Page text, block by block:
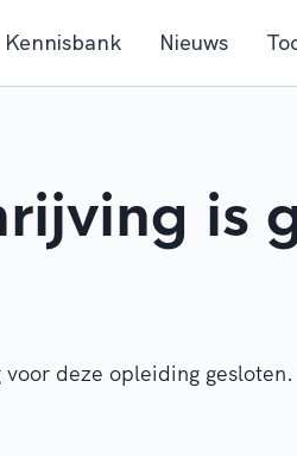
Kennisbank Nieuws
is
deze opleiding gesloten.